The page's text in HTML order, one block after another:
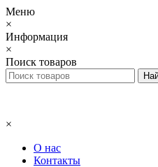
Меню
×
Информация
×
Поиск товаров
×
О нас
Контакты